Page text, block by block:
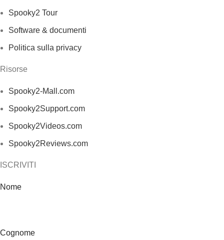
Spooky2 Tour
Software & documenti
Politica sulla privacy
Risorse
Spooky2-Mall.com
Spooky2Support.com
Spooky2Videos.com
Spooky2Reviews.com
ISCRIVITI
Nome
Cognome